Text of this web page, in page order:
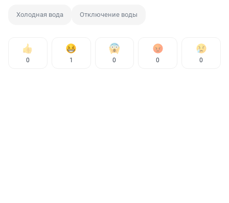
Холодная вода Отключение воды
0 1 0 0 0